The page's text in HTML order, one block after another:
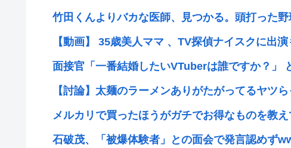
竹田くんよりバカな医師、見つかる。頭打った
【動画】 35歳美人ママ 、TV探偵ナイスクに出
面接官「一番結婚したいVTuberは誰ですか？」
【討論】太麺のラーメンありがたがってるヤツ
メルカリで買ったほうがガチでお得なものを教
石破茂、「被爆体験者」との面会で発言認めず